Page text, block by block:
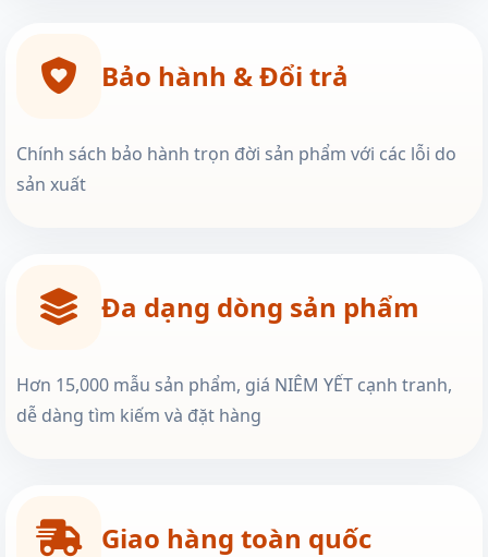
Bảo hành & Đổi trả
Chính sách bảo hành trọn đời sản phẩm với các lỗi do
sản xuất
Đa dạng dòng sản phẩm
Hơn 15,000 mẫu sản phẩm, giá NIÊM YẾT cạnh tranh,
dễ dàng tìm kiếm và đặt hàng
Giao hàng toàn quốc